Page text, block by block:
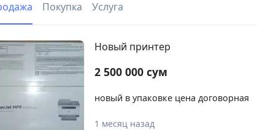
Покупка Услуга
Новый принтер
2 500 000 сум
новый в упаковке цена договорная
1 месяц назад